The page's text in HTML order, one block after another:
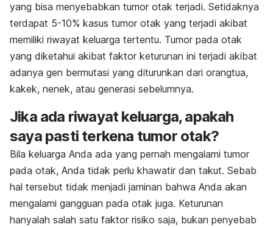
yang bisa menyebabkan tumor otak terjadi. Setidaknya
terdapat 5-10% kasus tumor otak yang terjadi akibat
memiliki riwayat keluarga tertentu. Tumor pada otak
yang diketahui akibat faktor keturunan ini terjadi akibat
adanya gen bermutasi yang diturunkan dari orangtua,
kakek, nenek, atau generasi sebelumnya.
Jika ada riwayat keluarga, apakah
saya pasti terkena tumor otak?
Bila keluarga Anda ada yang pernah mengalami tumor
pada otak, Anda tidak perlu khawatir dan takut. Sebab
hal tersebut tidak menjadi jaminan bahwa Anda akan
mengalami gangguan pada otak juga. Keturunan
hanyalah salah satu faktor risiko saja, bukan penyebab